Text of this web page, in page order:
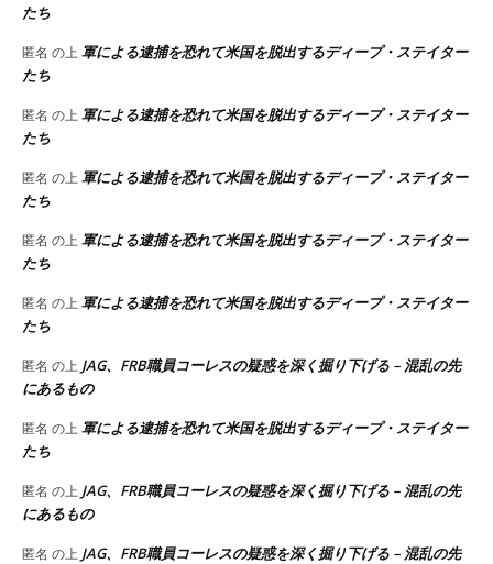
たち
匿名 の上 軍による逮捕を恐れて米国を脱出するディープ・ステイター
たち
匿名 の上 軍による逮捕を恐れて米国を脱出するディープ・ステイター
たち
匿名 の上 軍による逮捕を恐れて米国を脱出するディープ・ステイター
たち
匿名 の上 軍による逮捕を恐れて米国を脱出するディープ・ステイター
たち
匿名 の上 軍による逮捕を恐れて米国を脱出するディープ・ステイター
たち
匿名 の上 JAG、FRB職員コーレスの疑惑を深く掘り下げる – 混乱の先
にあるもの
匿名 の上 軍による逮捕を恐れて米国を脱出するディープ・ステイター
たち
匿名 の上 JAG、FRB職員コーレスの疑惑を深く掘り下げる – 混乱の先
にあるもの
匿名 の上 JAG、FRB職員コーレスの疑惑を深く掘り下げる – 混乱の先